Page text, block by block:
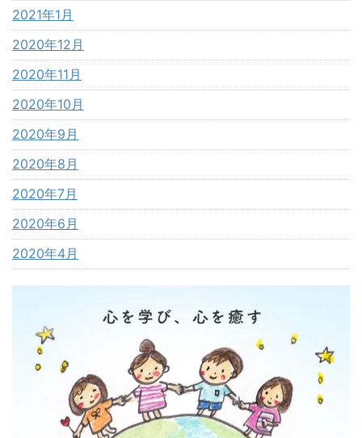
2021年1月
2020年12月
2020年11月
2020年10月
2020年9月
2020年8月
2020年7月
2020年6月
2020年4月